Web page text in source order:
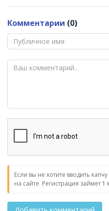
Комментарии (0)
Если вы не хотите вводить
на сайте. Регистрация займет 1